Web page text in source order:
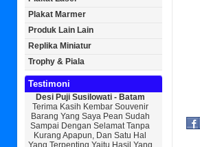
Plakat Marmer
Produk Lain Lain
Replika Miniatur
Trophy & Piala
Testimoni
Desi Puji Susilowati - Batam
Terima Kasih Kembar Souvenir
Barang Yang Saya Pean Sudah
Sampai Dengan Selamat Tanpa
Kurang Apapun, Dan Satu Hal
Yang Terpenting Yaitu Hasil Yang
Bayu
Sedikit
Saya,
Kurniawan
Wisuda Dan
Kembar